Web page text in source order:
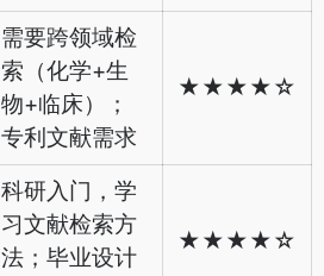
需要跨领域检
索（化学+生
物+临床）；
专利文献需求
★★★★☆
科研入门，学
习文献检索方
法；毕业设计
★★★★☆